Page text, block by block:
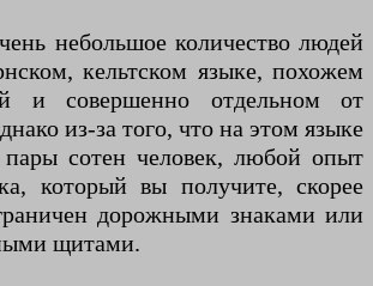
небольшое количество людей
кельтском языке, похожем
и совершенно отдельном от
из-за того, что на этом языке
пары сотен человек, любой опыт
который вы получите, скорее
дорожными знаками или
щитами.